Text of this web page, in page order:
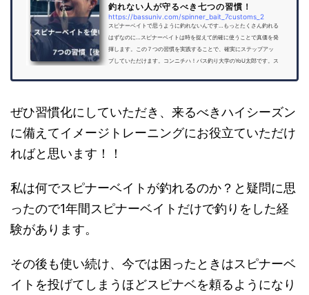
釣れない人が守るべき七つの習慣！
https://bassuniv.com/spinner_bait_7customs_2
スピナーベイトで思うように釣れないんです…もっとたくさん釣れる
はずなのに…スピナーベイトは時を捉えて的確に使うことで真価を発
揮します。この７つの習慣を実践することで、確実にステップアッ
プしていただけます。コンニチハ！バス釣り大学のYoU太郎です。ス
ので、ぜひサンデーアングラーにこそ価値があるルアーだと思って
ます。しかし、...
ぜひ習慣化にしていただき、来るべきハイシーズン
に備えてイメージトレーニングにお役立ていただけ
ればと思います！！
私は何でスピナーベイトが釣れるのか？と疑問に思
ったので1年間スピナーベイトだけで釣りをした経
験があります。
その後も使い続け、今では困ったときはスピナーベ
イトを投げてしまうほどスピナベを頼るようになり